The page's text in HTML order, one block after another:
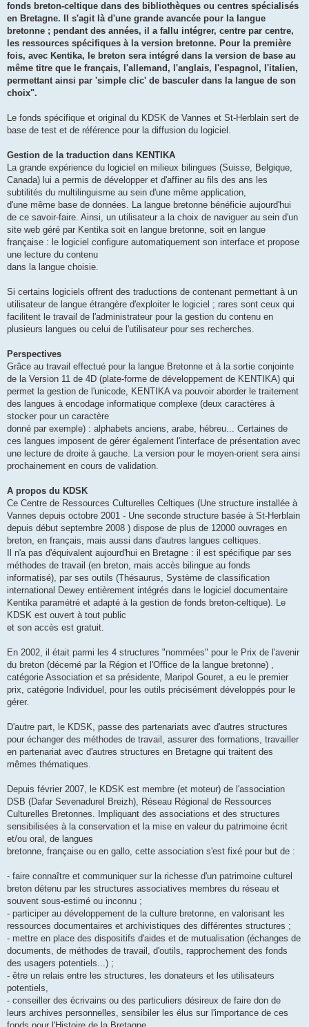
fonds breton-celtique dans des bibliothèques ou centres spécialisés
en Bretagne. Il s'agit là d'une grande avancée pour la langue
bretonne ; pendant des années, il a fallu intégrer, centre par centre,
les ressources spécifiques à la version bretonne. Pour la première
fois, avec Kentika, le breton sera intégré dans la version de base au
même titre que le français, l'allemand, l'anglais, l'espagnol, l'italien,
permettant ainsi par 'simple clic' de basculer dans la langue de son
choix".
Le fonds spécifique et original du KDSK de Vannes et St-Herblain sert de
base de test et de référence pour la diffusion du logiciel.
Gestion de la traduction dans KENTIKA
La grande expérience du logiciel en milieux bilingues (Suisse, Belgique,
Canada) lui a permis de développer et d'affiner au fils des ans les
subtilités du multilinguisme au sein d'une même application,
d'une même base de données. La langue bretonne bénéficie aujourd'hui
de ce savoir-faire. Ainsi, un utilisateur a la choix de naviguer au sein d'un
site web géré par Kentika soit en langue bretonne, soit en langue
française : le logiciel configure automatiquement son interface et propose
une lecture du contenu
dans la langue choisie.
Si certains logiciels offrent des traductions de contenant permettant à un
utilisateur de langue étrangère d'exploiter le logiciel ; rares sont ceux qui
facilitent le travail de l'administrateur pour la gestion du contenu en
plusieurs langues ou celui de l'utilisateur pour ses recherches.
Perspectives
Grâce au travail effectué pour la langue Bretonne et à la sortie conjointe
de la Version 11 de 4D (plate-forme de développement de KENTIKA) qui
permet la gestion de l'unicode, KENTIKA va pouvoir aborder le traitement
des langues à encodage informatique complexe (deux caractères à
stocker pour un caractère
donné par exemple) : alphabets anciens, arabe, hébreu... Certaines de
ces langues imposent de gérer également l'interface de présentation avec
une lecture de droite à gauche. La version pour le moyen-orient sera ainsi
prochainement en cours de validation.
A propos du KDSK
Ce Centre de Ressources Culturelles Celtiques (Une structure installée à
Vannes depuis octobre 2001 - Une seconde structure basée à St-Herblain
depuis début septembre 2008 ) dispose de plus de 12000 ouvrages en
breton, en français, mais aussi dans d'autres langues celtiques.
Il n'a pas d'équivalent aujourd'hui en Bretagne : il est spécifique par ses
méthodes de travail (en breton, mais accès bilingue au fonds
informatisé), par ses outils (Thésaurus, Système de classification
international Dewey entièrement intégrés dans le logiciel documentaire
Kentika paramétré et adapté à la gestion de fonds breton-celtique). Le
KDSK est ouvert à tout public
et son accès est gratuit.
En 2002, il était parmi les 4 structures "nommées" pour le Prix de l'avenir
du breton (décerné par la Région et l'Office de la langue bretonne) ,
catégorie Association et sa présidente, Maripol Gouret, a eu le premier
prix, catégorie Individuel, pour les outils précisément développés pour le
gérer.
D'autre part, le KDSK, passe des partenariats avec d'autres structures
pour échanger des méthodes de travail, assurer des formations, travailler
en partenariat avec d'autres structures en Bretagne qui traitent des
mêmes thématiques.
Depuis février 2007, le KDSK est membre (et moteur) de l'association
DSB (Dafar Sevenadurel Breizh), Réseau Régional de Ressources
Culturelles Bretonnes. Impliquant des associations et des structures
sensibilisées à la conservation et la mise en valeur du patrimoine écrit
et/ou oral, de langues
bretonne, française ou en gallo, cette association s'est fixé pour but de :
- faire connaître et communiquer sur la richesse d'un patrimoine culturel
breton détenu par les structures associatives membres du réseau et
souvent sous-estimé ou inconnu ;
- participer au développement de la culture bretonne, en valorisant les
ressources documentaires et archivistiques des différentes structures ;
- mettre en place des dispositifs d'aides et de mutualisation (échanges de
documents, de méthodes de travail, d'outils, rapprochement des fonds
des usagers potentiels...) ;
- être un relais entre les structures, les donateurs et les utilisateurs
potentiels,
- conseiller des écrivains ou des particuliers désireux de faire don de
leurs archives personnelles, sensibiler les élus sur l'importance de ces